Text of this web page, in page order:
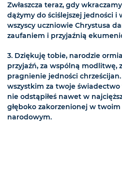
Zwłaszcza teraz, gdy
dążymy do ściślejszej jedności i
wszyscy uczniowie Chrystusa
zaufaniem i przyjaźnią
3. Dziękuję tobie, narodzie
przyjaźń, za wspólną modlitwę,
pragnienie jedności
wszystkim za twoje
nie odstąpiłeś nawet w
głęboko zakorzenionej w
narodowym.